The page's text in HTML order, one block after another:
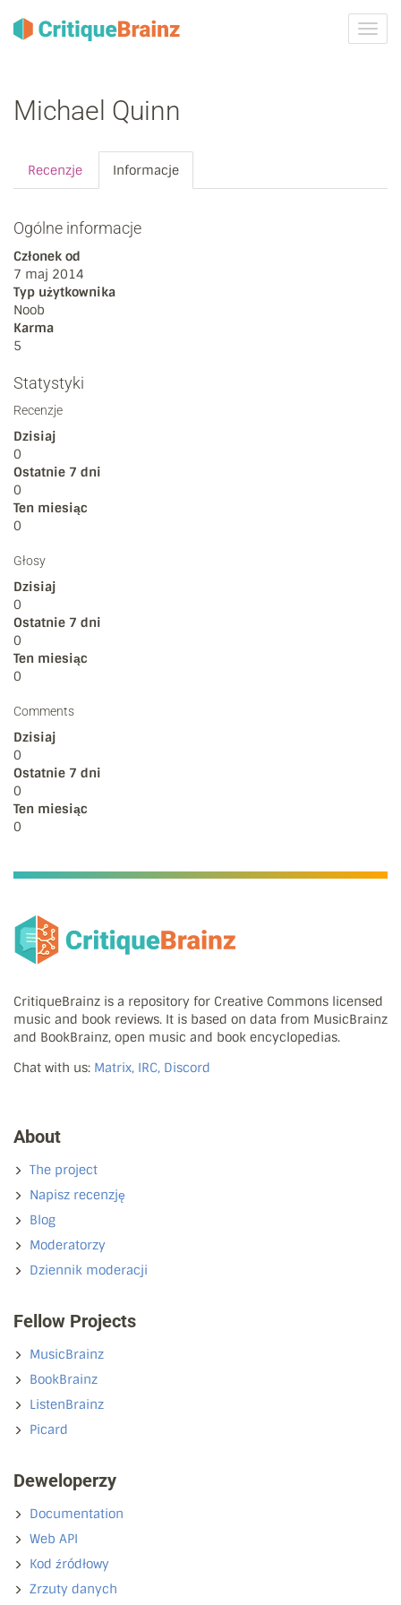
Michael Quinn
Recenzje Informacje
Ogólne informacje
Członek od
7 maj 2014
Typ użytkownika
Noob
Karma
5
Statystyki
Recenzje
Dzisiaj
0
Ostatnie 7 dni
0
Ten miesiąc
0
Głosy
Dzisiaj
0
Ostatnie 7 dni
0
Ten miesiąc
0
Comments
Dzisiaj
0
Ostatnie 7 dni
0
Ten miesiąc
0
CritiqueBrainz is a repository for Creative Commons licensed
music and book reviews. It is based on data from MusicBrainz
and BookBrainz, open music and book encyclopedias.
Chat with us: Matrix, IRC, Discord
About
The project
Napisz recenzję
Blog
Moderatorzy
Dziennik moderacji
Fellow Projects
MusicBrainz
BookBrainz
ListenBrainz
Picard
Deweloperzy
Documentation
Web API
Kod źródłowy
Zrzuty danych